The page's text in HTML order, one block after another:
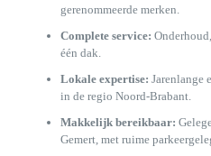
gerenommeerde merken.
Complete service:
één dak.
Lokale expertise: Jarenlange
in de regio Noord-Brabant.
Makkelijk bereikbaar:
Gemert, met ruime